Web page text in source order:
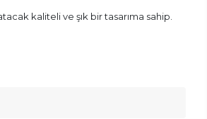
kaliteli ve şık bir tasarıma sahip.